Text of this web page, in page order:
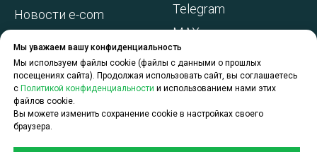
Мы уважаем вашу конфиденциальность
Мы используем файлы cookie (файлы с данными о прошлых
посещениях сайта). Продолжая использовать сайт, вы соглашаетесь
с Политикой конфиденциальности и использованием нами этих
файлов cookie.
Вы можете изменить сохранение cookie в настройках своего
браузера.
Новости e-com
Акции и
спецпредложения
О компании
Telegram
MAX
WhatsApp